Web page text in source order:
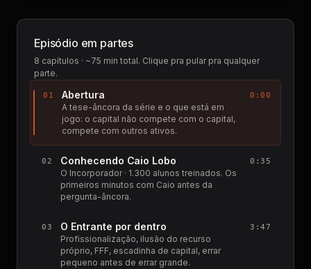
Episódio em partes
8 capítulos · ~75 min total. Clique pra pular pra qualquer
parte.
01 Abertura
A tese-âncora da série e o que está em
jogo: o capital não compete com o capital,
compete com outros ativos.
0:00
02 Conhecendo Caio Lobo
O Incorporador · 1.300 alunos treinados. Os
primeiros minutos com Caio antes da
pergunta-âncora.
0:35
03 O Entrante por dentro
Profissionalização, ilusão do recurso
próprio, FFF, escadinha de capital, errar
pequeno antes de errar grande.
3:47